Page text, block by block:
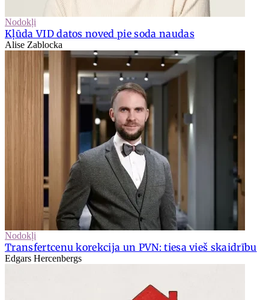
Nodokļi
Kļūda VID datos noved pie soda naudas
Alise Zablocka
Nodokļi
Transfertcenu korekcija un PVN: tiesa vieš skaidrību
Edgars Hercenbergs